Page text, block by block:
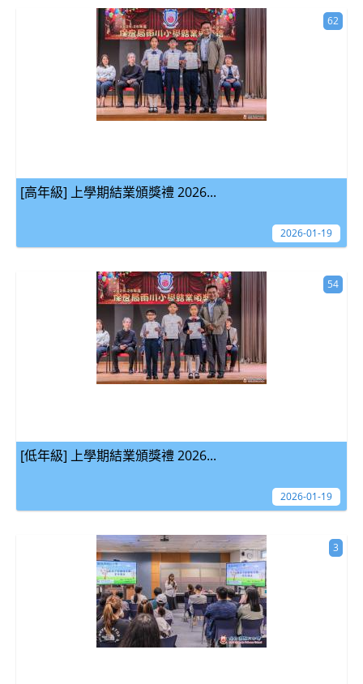
[高年級] 上學期結業頒獎禮 2026...
62
2026-01-19
[低年級] 上學期結業頒獎禮 2026...
54
2026-01-19
3